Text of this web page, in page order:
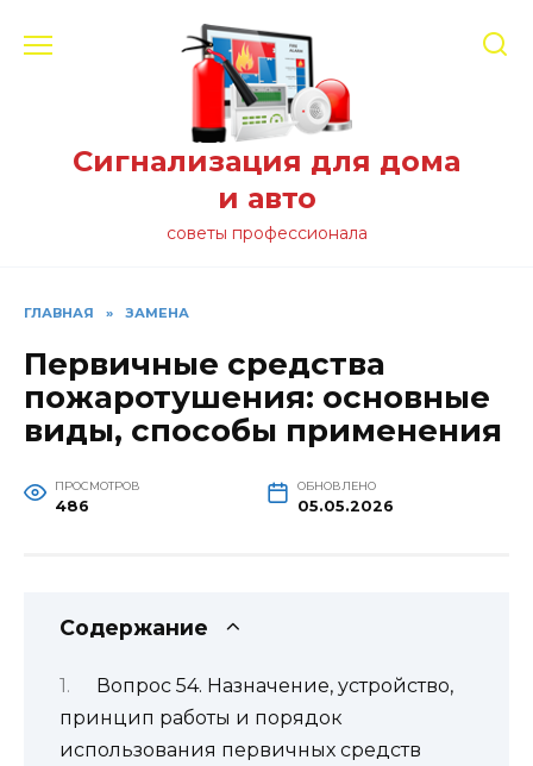
Сигнализация для дома
и авто
советы профессионала
ГЛАВНАЯ » ЗАМЕНА
Первичные средства
пожаротушения: основные
виды, способы применения
ПРОСМОТРОВ
486
ОБНОВЛЕНО
05.05.2026
Содержание
Вопрос 54. Назначение, устройство,
принцип работы и порядок
использования первичных средств